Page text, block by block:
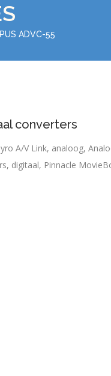
ADVC-55
converters
A/V Link, analoog,
, digitaal, Pinnacle